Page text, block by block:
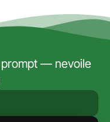
prompt — nevoile